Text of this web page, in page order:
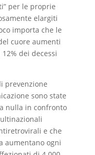
per le proprie
elargiti
importa che le
cuore aumenti
dei decessi
prevenzione
sono state
nulla in confronto
e che
aumentano ogni